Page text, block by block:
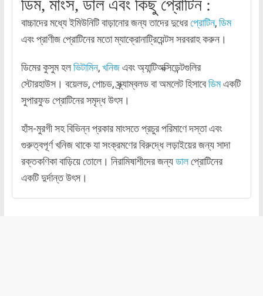
ডিম, মাংস, ডাল এবং কিছু প্রোটিন :
বাচ্চাদের মধ্যে ইমিউনিটি বাড়ানোর জন্য তাদের দুধেরপ্রোটিন,ডিম
এবং প্রাণীজ প্রোটিনের মতো ম্যাক্রোনাট্রিয়েন্টস সরবরাহ করুন।
ডিমের কুসুম হলভিটামিন,খনিজএবং অ্যান্টিঅক্সিডেন্টগুলির
স্টোরহাউস। বয়েলড, পোচড, স্ক্র্যাম্বলড বা অমলেট হিসাবেডিমএকটি
সুপারফুড প্রোটিনের সমৃদ্ধ উৎস।
হাঁস-মুরগী সহ বিভিন্ন প্রকার মাংসতে প্রচুর পরিমাণে দস্তা এবং
গুরুত্বপূর্ণ খনিজ থাকে যা সংক্রমণের বিরুদ্ধে লড়াইয়ের জন্য সাদা
রক্তকণিকা বাড়িয়ে তোলে। নিরামিষাশীদের জন্যডালপ্রোটিনের
একটি দুর্দান্ত উৎস।